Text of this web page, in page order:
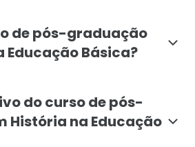
de pós-graduação
Educação Básica?
do curso de pós-
História na Educação